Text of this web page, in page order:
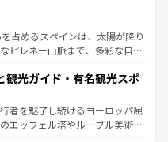
田園風景やアマルフィ海岸の絶
ない。観光の合間には、本場の
イタリア料理を堪能することも
忘れられない旅をしてみよう！
は
占めるスペインは、太陽が降り
ピレネー山脈まで、多彩な自然
情熱的なフラメンコ、熱気あふ
タパスが生活の一部となってい
された雰囲気や、バルセロナの
地方では古代ローマ遺跡や中世
観光ガイド・有名観光スポ
者を魅了し続けるヨーロッパ屈
エッフェル塔やルーブル美術館